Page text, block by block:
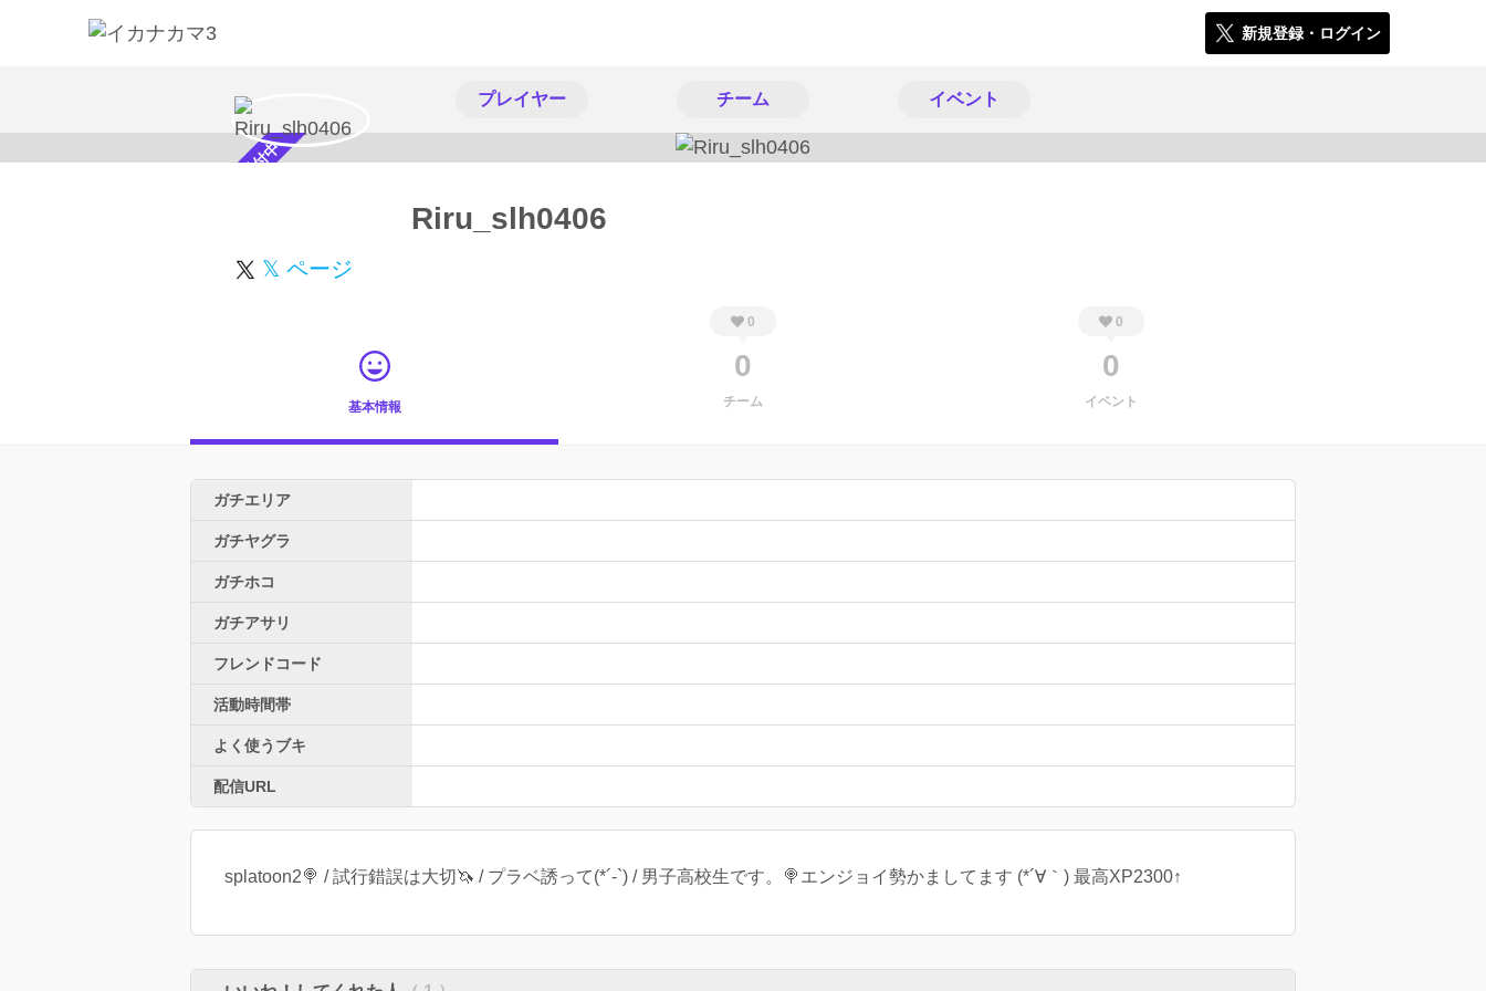
新規登録・ログイン
プレイヤー チーム イベント
スカウト受付中 Riru_slh0406
𝕏 ページ
基本情報
0
0
チーム
0
0
イベント
ガチエリア
ガチヤグラ
ガチホコ
ガチアサリ
フレンドコード
活動時間帯
よく使うブキ
配信URL
splatoon2🍭 / 試行錯誤は大切🦄 / プラベ誘って(*´-`) / 男子高校生です。🍭エンジョイ勢かましてます (*´∀｀) 最高XP2300↑